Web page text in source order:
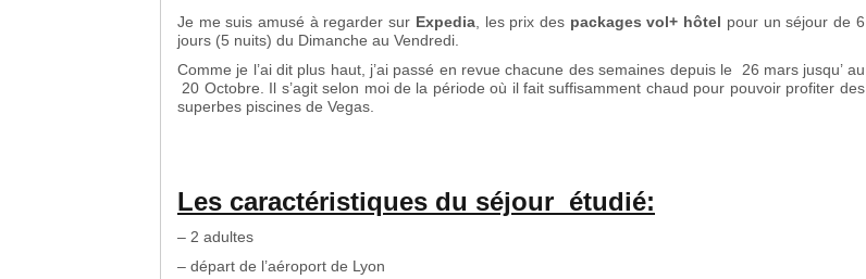
Je me suis amusé à regarder sur Expedia, les prix des packages vol+ hôtel pour un séjour de 6
jours (5 nuits) du Dimanche au Vendredi.
Comme je l’ai dit plus haut, j’ai passé en revue chacune des semaines depuis le 26 mars jusqu’ au
20 Octobre. Il s’agit selon moi de la période où il fait suffisamment chaud pour pouvoir profiter des
superbes piscines de Vegas.
Les caractéristiques du séjour étudié:
– 2 adultes
– départ de l’aéroport de Lyon